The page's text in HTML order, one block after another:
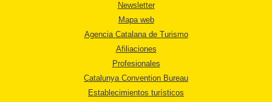
Newsletter
Mapa web
Agencia Catalana de Turismo
Afiliaciones
Profesionales
Catalunya Convention Bureau
Establecimientos turísticos